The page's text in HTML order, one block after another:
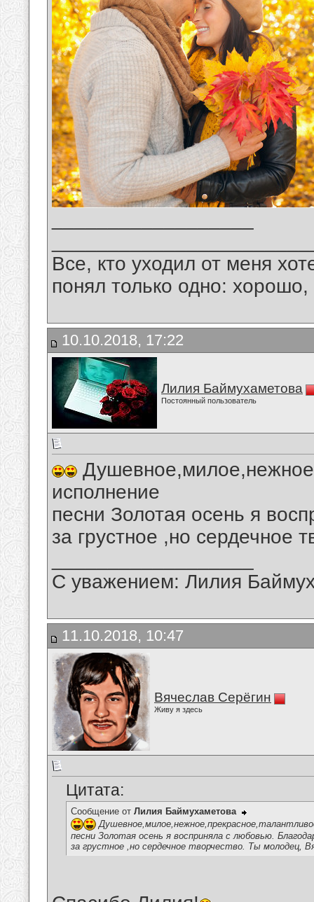
Все, кто уходил от меня
понял только одно:
10.10.2018, 17:22
Лилия Баймухаметова
Постоянный пользователь
исполнение
песни Золотая осень я
за грустное ,но сердечное
С уважением: Лилия
11.10.2018, 10:47
Вячеслав Серёгин
Живу я здесь
Цитата:
Сообщение от Лилия Баймухаметова
песни Золотая осень я восприняла с любовью.
за грустное ,но сердечное творчество. Ты молодец,